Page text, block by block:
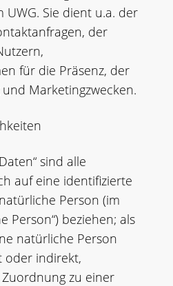
UWG. Sie dient u.a. der
der
für die Präsenz, der
Marketingzwecken.
sind alle
auf eine identifizierte
Person (im
Person“) beziehen; als
natürliche Person
oder indirekt,
zu einer